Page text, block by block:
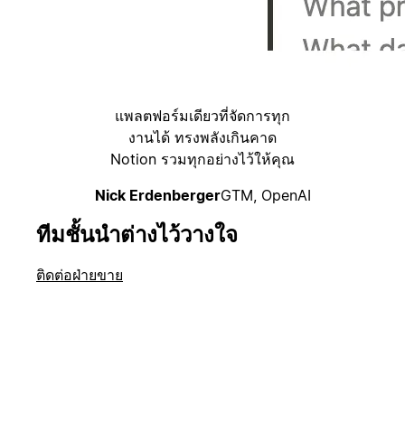
แพลตฟอร์มเดียวที่จัดการทุก
งานได้ ทรงพลังเกินคาด
Notion รวมทุกอย่างไว้ให้คุณ
Nick ErdenbergerGTM, OpenAI
ทีมชั้นนำต่างไว้วางใจ
ติดต่อฝ่ายขาย